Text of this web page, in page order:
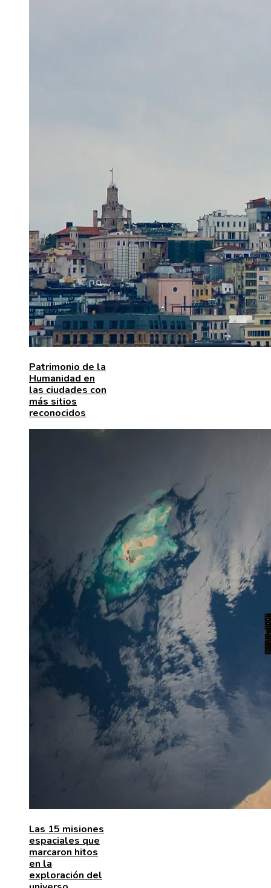
Patrimonio de la
Humanidad en
las ciudades con
más sitios
reconocidos
Las 15 misiones
espaciales que
marcaron hitos
en la
exploración del